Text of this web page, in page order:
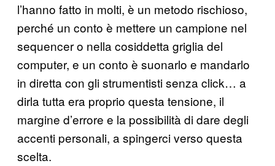
l’hanno fatto in molti, è un metodo rischioso,
perché un conto è mettere un campione nel
sequencer o nella cosiddetta griglia del
computer, e un conto è suonarlo e mandarlo
in diretta con gli strumentisti senza click… a
dirla tutta era proprio questa tensione, il
margine d’errore e la possibilità di dare degli
accenti personali, a spingerci verso questa
scelta.